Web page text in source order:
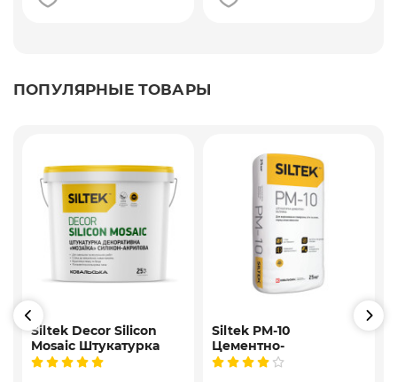
ПОПУЛЯРНЫЕ ТОВАРЫ
Siltek Decor Silicon
Mosaic Штукатурка
мозаичная
Siltek PM-10
Цементно-
известковая